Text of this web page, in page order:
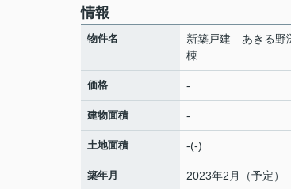
情報
物件名
新築戸建 あきる
棟
価格 -
建物面積 -
土地面積 -(-)
築年月 2023年2月（予定）